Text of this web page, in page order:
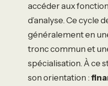
accéder aux
d’analyse. Ce cycle
généralement en
tronc commun et
spécialisation. À ce
son orientation :